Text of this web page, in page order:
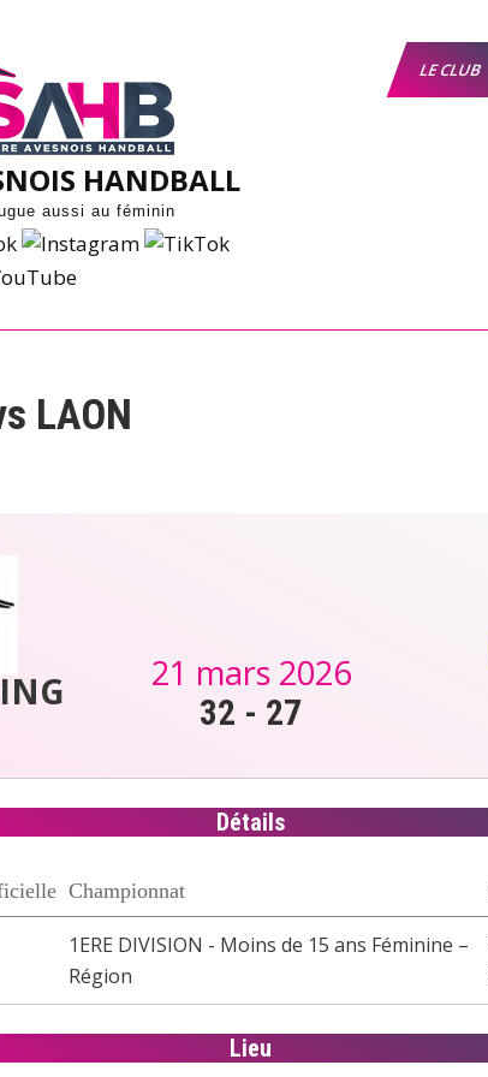
HANDBALL
aussi au féminin
LE CLUB
LAON
21 mars 2026
32 - 27
Détails
Championnat
1ERE DIVISION - Moins de 15 ans Féminine –
Région
Lieu